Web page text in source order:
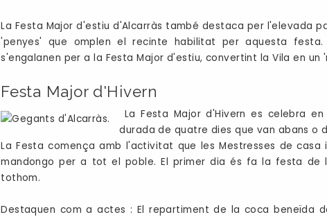
La Festa Major d'estiu d'Alcarràs també destaca per l'elevada
'penyes' que omplen el recinte habilitat per aquesta
s'engalanen per a la Festa Major d'estiu, convertint la Vila en
Festa Major d'Hivern
La Festa Major d'Hivern es celebra
durada de quatre dies que van abans o
La Festa comença amb l'activitat que les Mestresses de
mandongo per a tot el poble. El primer dia és fa la festa de
tothom.
Destaquen com a actes : El repartiment de la coca beneïda